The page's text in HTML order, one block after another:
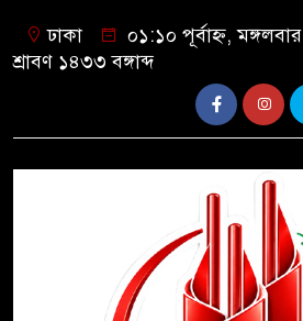
ঢাকা
০১:১০ পূর্বাহ্ন,
শ্রাবণ ১৪৩৩ বঙ্গাব্দ